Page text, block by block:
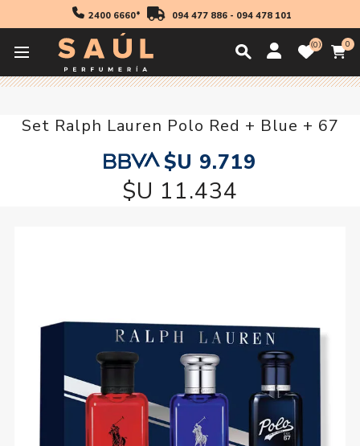
2400 6660* 094 477 886- 094 478 101
0 0
Regalos Set Ralph Lauren Polo Red + Blue + 67
Set Ralph Lauren Polo Red + Blue + 67
$U 9.719
$U 11.434